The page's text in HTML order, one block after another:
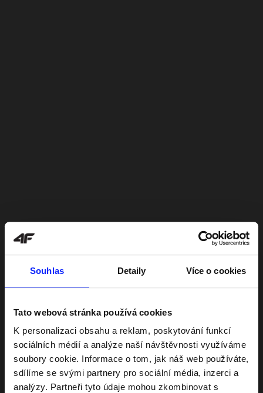
Souhlas Detaily Více o cookies
Tato webová stránka používá cookies
K personalizaci obsahu a reklam, poskytování funkcí
sociálních médií a analýze naší návštěvnosti využíváme
soubory cookie. Informace o tom, jak náš web používáte,
sdílíme se svými partnery pro sociální média, inzerci a
analýzy. Partneři tyto údaje mohou zkombinovat s